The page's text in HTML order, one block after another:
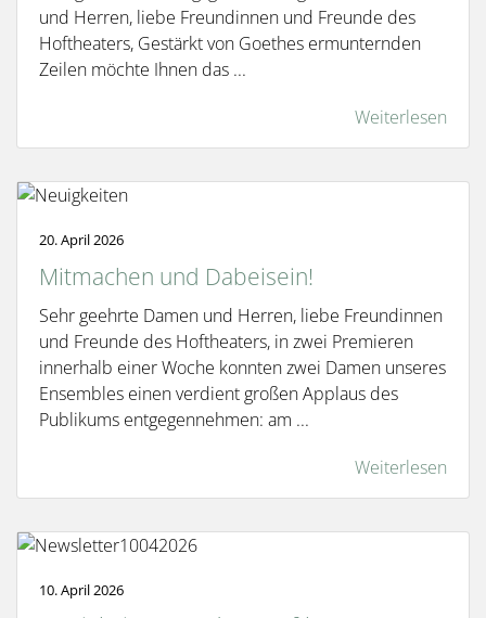
und Herren, liebe Freundinnen und Freunde des
Hoftheaters, Gestärkt von Goethes ermunternden
Zeilen möchte Ihnen das ...
Weiterlesen
20. April 2026
Mitmachen und Dabeisein!
Sehr geehrte Damen und Herren, liebe Freundinnen
und Freunde des Hoftheaters, in zwei Premieren
innerhalb einer Woche konnten zwei Damen unseres
Ensembles einen verdient großen Applaus des
Publikums entgegennehmen: am ...
Weiterlesen
10. April 2026